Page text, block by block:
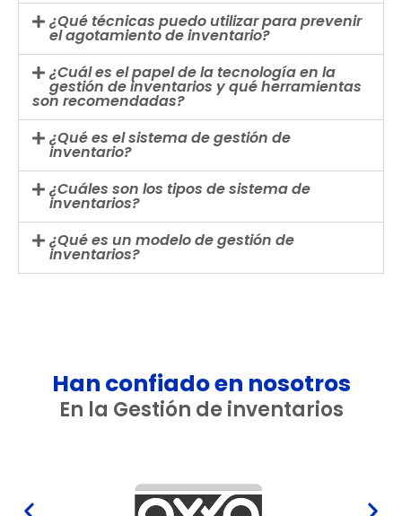
¿Qué técnicas puedo utilizar para prevenir
el agotamiento de inventario?
¿Cuál es el papel de la tecnología en la
gestión de inventarios y qué herramientas
son recomendadas?
¿Qué es el sistema de gestión de
inventario?
¿Cuáles son los tipos de sistema de
inventarios?
¿Qué es un modelo de gestión de
inventarios?
Han confiado en nosotros
En la Gestión de inventarios